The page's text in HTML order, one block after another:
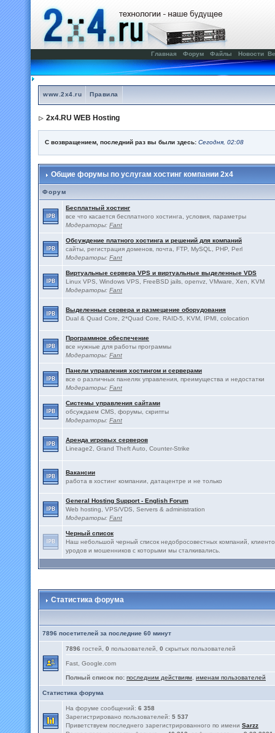
Главная Форум Файлы Новости
www.2x4.ru Правила
2x4.RU WEB Hosting
С возвращением, последний раз вы были здесь: Сегодня, 02:08
Общие форумы по услугам хостинг компании 2x4
Форум
Бесплатный хостинг
все что касается бесплатного хостинга, условия, параметры
Модераторы: Fant
Обсуждение платного хостинга и решений для компаний
сайты, регистрация доменов, почта, FTP, MySQL, PHP, Perl
Модераторы: Fant
Виртуальные сервера VPS и виртуальные выделенные VDS
Linux VPS, Windows VPS, FreeBSD jails, openvz, VMware, Xen, KVM
Модераторы: Fant
Выделенные сервера и размещение оборудования
Dual & Quad Core, 2*Quad Core, RAID-5, KVM, IPMI, colocation
Программное обеспечение
все нужные для работы программы
Модераторы: Fant
Панели управления хостингом и серверами
все о различных панелях управления, преимущества и недостатки
Модераторы: Fant
Системы управления сайтами
обсуждаем CMS, форумы, скрипты
Модераторы: Fant
Аренда игровых серверов
Lineage2, Grand Theft Auto, Counter-Strike
Вакансии
работа в хостинг компании, датацентре и не только
General Hosting Support - English Forum
Web hosting, VPS/VDS, Servers & administration
Модераторы: Fant
Черный список
Наш небольшой черный список недобросовестных компаний,
уродов и мошенников с которыми мы сталкивались.
Статистика форума
7896 посетителей за последние 60 минут
7896 гостей, 0 пользователей, 0 скрытых пользователей
Fast, Google.com
Полный список по: последним действиям именам пользователей
Статистика форума
На форуме сообщений: 6 358
Зарегистрировано пользователей: 5 537
Приветствуем последнего зарегистрированного по имени Sarzz